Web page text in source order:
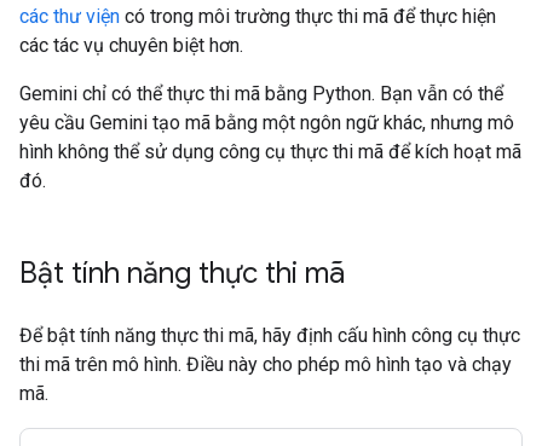
các thư viện có trong môi trường thực thi mã để thực hiện
các tác vụ chuyên biệt hơn.
Gemini chỉ có thể thực thi mã bằng Python. Bạn vẫn có thể
yêu cầu Gemini tạo mã bằng một ngôn ngữ khác, nhưng mô
hình không thể sử dụng công cụ thực thi mã để kích hoạt mã
đó.
Bật tính năng thực thi mã
Để bật tính năng thực thi mã, hãy định cấu hình công cụ thực
thi mã trên mô hình. Điều này cho phép mô hình tạo và chạy
mã.